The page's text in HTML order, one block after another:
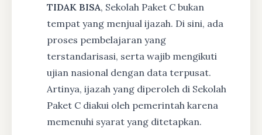
TIDAK BISA, Sekolah Paket C bukan
tempat yang menjual ijazah. Di sini, ada
proses pembelajaran yang
terstandarisasi, serta wajib mengikuti
ujian nasional dengan data terpusat.
Artinya, ijazah yang diperoleh di Sekolah
Paket C diakui oleh pemerintah karena
memenuhi syarat yang ditetapkan.